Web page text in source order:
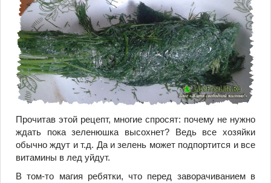
Прочитав этой рецепт, многие спросят: почему не нужно
ждать пока зеленюшка высохнет? Ведь все хозяйки
обычно ждут и т.д. Да и зелень может подпортится и все
витамины в лед уйдут.
В том-то магия ребятки, что перед заворачиванием в